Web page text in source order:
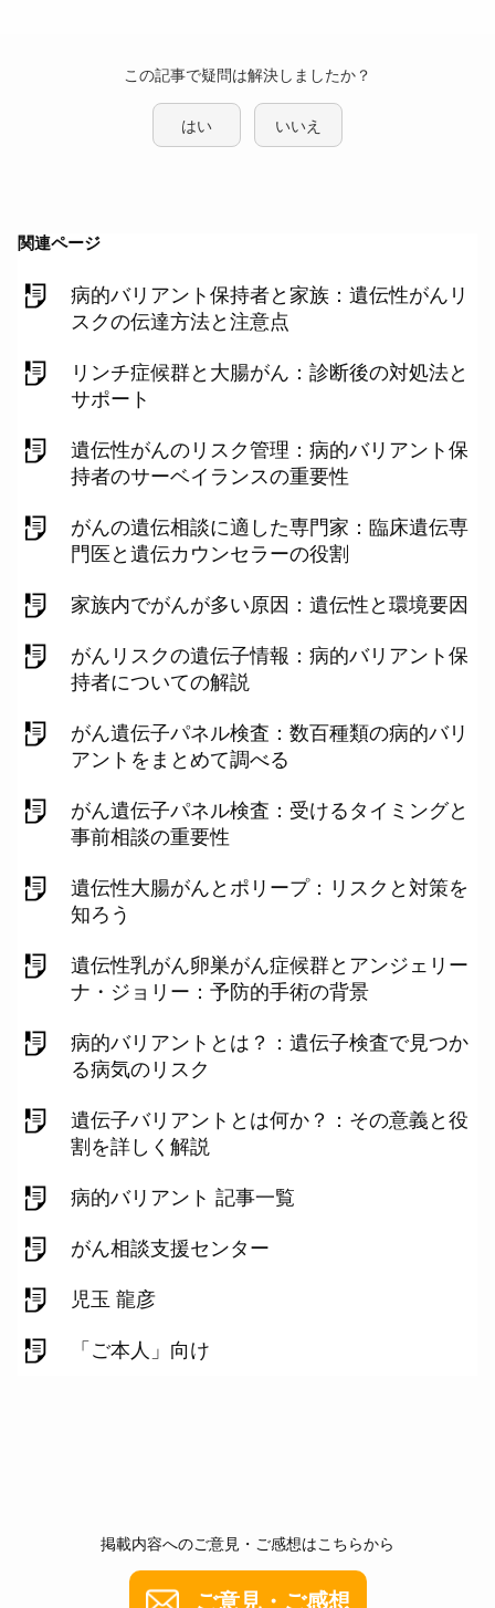
この記事で疑問は解決しましたか？
はい いいえ
関連ページ
病的バリアント保持者と家族：遺伝性がんリ
スクの伝達方法と注意点
リンチ症候群と大腸がん：診断後の対処法と
サポート
遺伝性がんのリスク管理：病的バリアント保
持者のサーベイランスの重要性
がんの遺伝相談に適した専門家：臨床遺伝専
門医と遺伝カウンセラーの役割
家族内でがんが多い原因：遺伝性と環境要因
がんリスクの遺伝子情報：病的バリアント保
持者についての解説
がん遺伝子パネル検査：数百種類の病的バリ
アントをまとめて調べる
がん遺伝子パネル検査：受けるタイミングと
事前相談の重要性
遺伝性大腸がんとポリープ：リスクと対策を
知ろう
遺伝性乳がん卵巣がん症候群とアンジェリー
ナ・ジョリー：予防的手術の背景
病的バリアントとは？：遺伝子検査で見つか
る病気のリスク
遺伝子バリアントとは何か？：その意義と役
割を詳しく解説
病的バリアント 記事一覧
がん相談支援センター
児玉 龍彦
「ご本人」向け
掲載内容へのご意見・ご感想はこちらから
ご意見・ご感想